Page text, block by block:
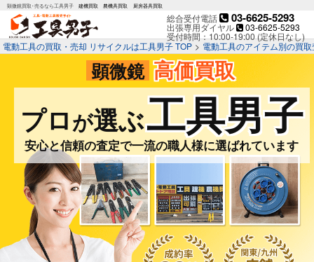
顕微鏡買取･売るなら工具男子 建機買取 農機具買取 厨房器具買取
総合受付電話 03-6625-5293
出張専用ダイヤル 03-6625-5293
受付時間：10:00-19:00 (定休日なし)
電動工具の買取・売却 リサイクルは工具男子 TOP > 電動工具のアイテム別の買
顕微鏡 高価買取
プロ が選ぶ工具男子
安心と信頼の査定で一流の職人様に選ばれています